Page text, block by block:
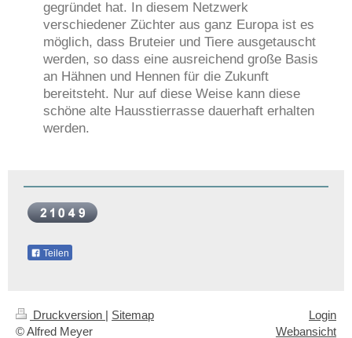
gegründet hat. In diesem Netzwerk
verschiedener Züchter aus ganz Europa ist es
möglich, dass Bruteier und Tiere ausgetauscht
werden, so dass eine ausreichend große Basis
an Hähnen und Hennen für die Zukunft
bereitsteht. Nur auf diese Weise kann diese
schöne alte Hausstierrasse dauerhaft erhalten
werden.
Teilen
Druckversion | Sitemap
© Alfred Meyer
Login
Webansicht